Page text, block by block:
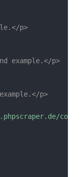
p>
example.</p>
p>